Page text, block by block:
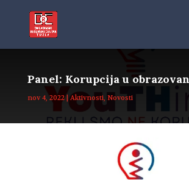
Panel: Korupcija u
nov 4, 2022|Aktivnosti, Novosti